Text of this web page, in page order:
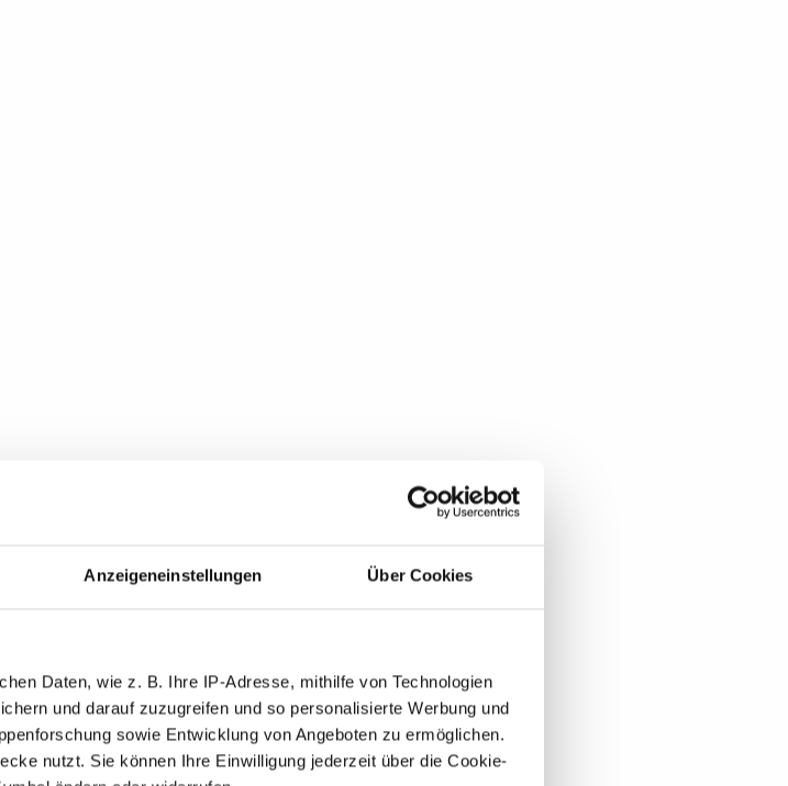
Anzeigeneinstellungen Über Cookies
Daten, wie z. B. Ihre IP-Adresse, mithilfe von Technologien
und darauf zuzugreifen und so personalisierte Werbung und
sowie Entwicklung von Angeboten zu ermöglichen.
nutzt. Sie können Ihre Einwilligung jederzeit über die Cookie-